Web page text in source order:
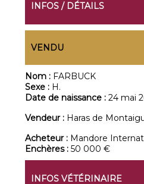
INFOS / DÉTAILS
VENDU
Nom : FARBUCK
Sexe : H.
Date de naissance :24 mai
Vendeur : Haras de
Acheteur : Mandore
Enchères :50 000 €
INFOS VÉTÉRINAIRE